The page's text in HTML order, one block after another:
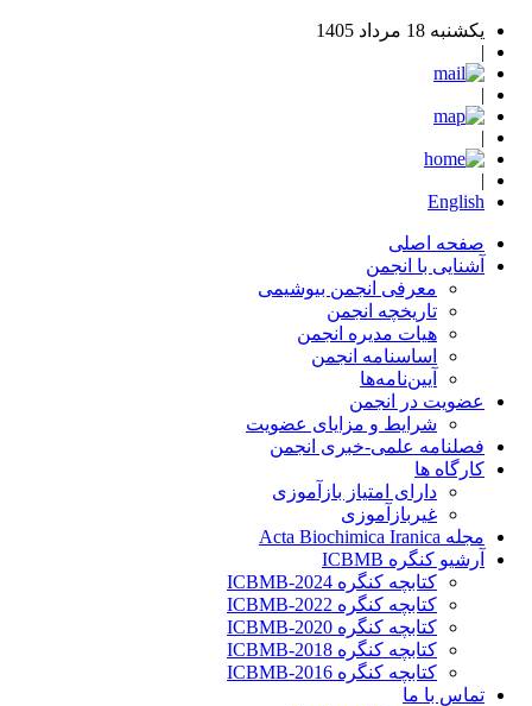
یکشنبه 18 مرداد 1405
English
صفحه اصلی
آشنایی با انجمن
معرفی انجمن بیوشیمی
تاریخچه انجمن
هیات مدیره انجمن
اساسنامه‌ انجمن
آیین‌نامه‌ها
عضویت در انجمن
شرایط و مزایای عضویت
فصلنامه علمی-خبری انجمن
کارگاه ها
دارای امتیاز بازآموزی
غیربازآموزی
مجله Acta Biochimica Iranica
آرشیو کنگره ICBMB
کتابچه کنگره ICBMB-2024
کتابچه کنگره ICBMB-2022
کتابچه کنگره ICBMB-2020
کتابچه کنگره ICBMB-2018
کتابچه کنگره ICBMB-2016
تماس با ما